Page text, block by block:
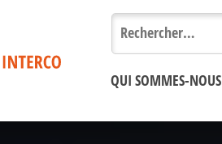
Rechercher :
QUI SOMMES-NOUS